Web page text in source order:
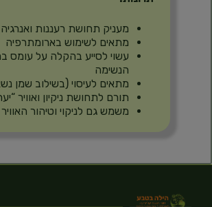
מעניק תחושת רעננות ואנרגיה
מתאים לשימוש בארומתרפיה
עשוי לסייע בהקלה על עומס
הנשימה
מתאים לעיסוי (בשילוב שמן
תורם לתחושת ניקיון ואוויר
משמש גם לניקוי וטיהור האוויר